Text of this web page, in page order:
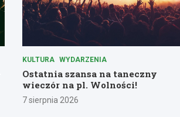
KULTURA WYDARZENIA
Ostatnia szansa na taneczny
wieczór na pl. Wolności!
7 sierpnia 2026